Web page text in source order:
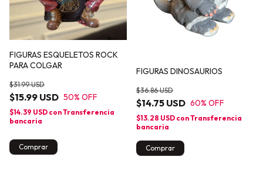
FIGURAS ESQUELETOS ROCK
PARA COLGAR
$15.99 USD
$31.99 USD
50% OFF
$14.39 USD conTransferencia
bancaria
Comprar
FIGURAS DINOSAURIOS
$14.75 USD
$36.86 USD
60% OFF
$13.28 USD conTransferencia
bancaria
Comprar